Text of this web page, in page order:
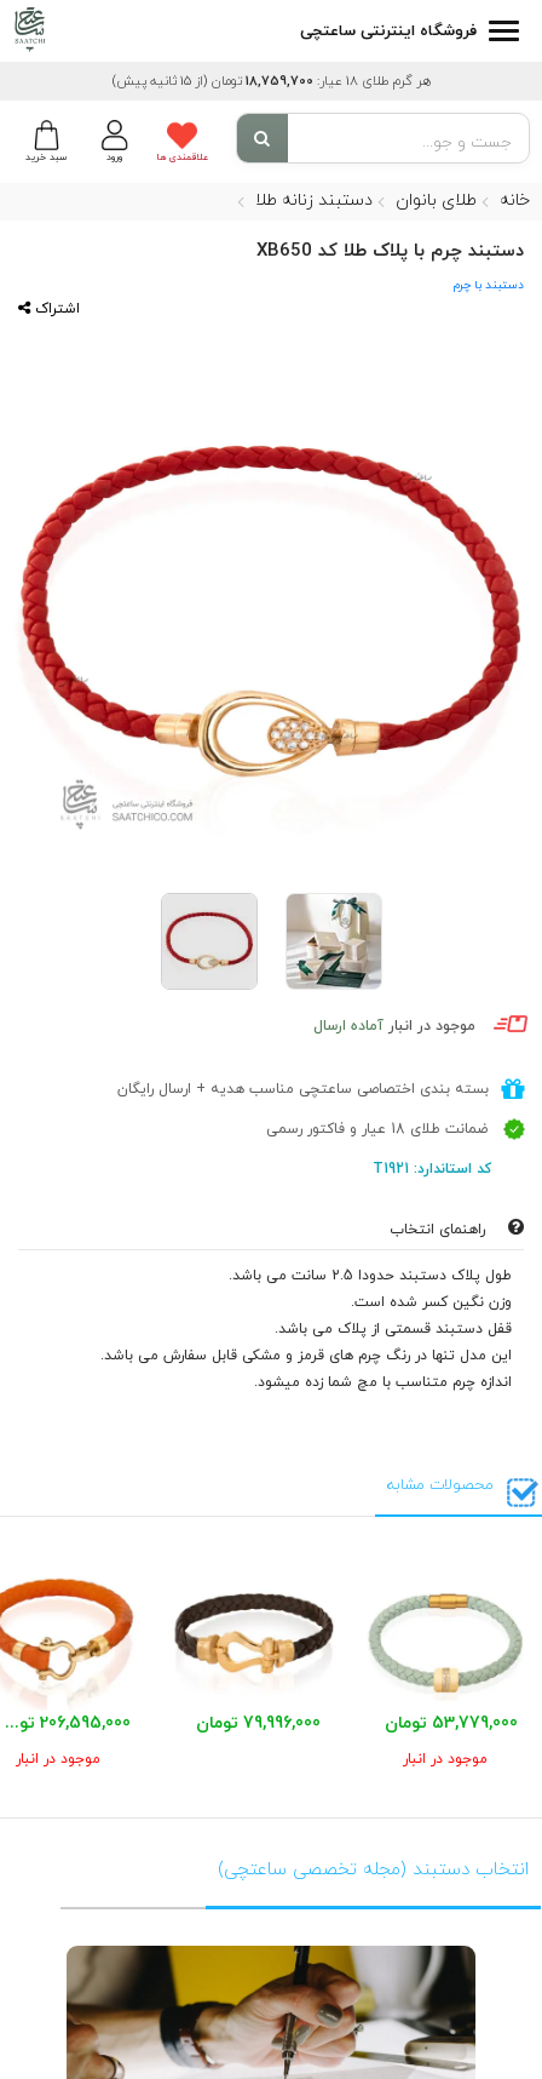
فروشگاه اینترنتی ساعتچی
هر گرم طلای 18 عیار: 18,759,700تومان (از 15 ثانیه پیش)
سبد خرید ورود علاقمندی ها
خانه طلای بانوان دستبند زنانه طلا
دستبند چرم با پلاک طلا کد XB650
دستبند با چرم
اشتراک
موجود در انبار آماده ارسال
بسته بندی اختصاصی ساعتچی مناسب هدیه + ارسال رایگان
ضمانت طلای 18 عیار و فاکتور رسمی
کد استاندارد: T1921
راهنمای انتخاب
طول پلاک دستبند حدودا 2.5 سانت می باشد.
وزن نگین کسر شده است.
قفل دستبند قسمتی از پلاک می باشد.
این مدل تنها در رنگ چرم های قرمز و مشکی قابل سفارش می باشد.
اندازه چرم متناسب با مچ شما زده میشود.
محصولات مشابه
53,779,000 تومان
موجود در انبار
79,996,000 تومان 206,595,000 تومان
موجود در انبار
انتخاب دستبند (مجله تخصصی ساعتچی)